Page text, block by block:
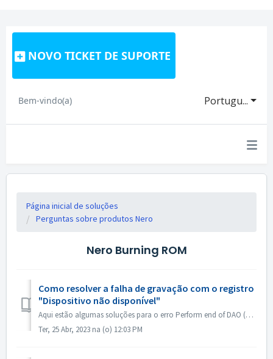
NOVO TICKET DE SUPORTE
Portugu...
Bem-vindo(a)
Página inicial de soluções
Perguntas sobre produtos Nero
Nero Burning ROM
Como resolver a falha de gravação com o registro
"Dispositivo não disponível"
Aqui estão algumas soluções para o erro Perform end of DAO (Device not available). Atualizar ou reverter o firmware do driver Esse problema ocorre princip...
Ter, 25 Abr, 2023 na (o) 12:03 PM